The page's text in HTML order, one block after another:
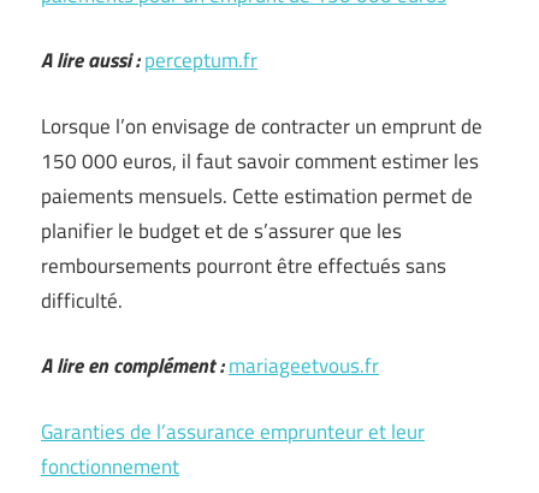
A lire aussi :perceptum.fr
Lorsque l’on envisage de contracter un emprunt de
150 000 euros, il faut savoir comment estimer les
paiements mensuels. Cette estimation permet de
planifier le budget et de s’assurer que les
remboursements pourront être effectués sans
difficulté.
A lire en complément :mariageetvous.fr
Garanties de l’assurance emprunteur et leur
fonctionnement